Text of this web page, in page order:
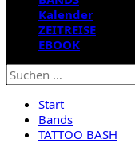
Kalender
ZEITREISE
EBOOK
Suchen
nach:
Start
Bands
TATTOO BASH